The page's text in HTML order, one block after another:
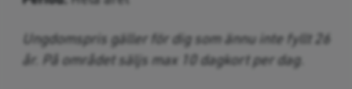
Ungdomspris gäller för dig som ännu inte fyllt 26
år. På området säljs max 10 dagkort per dag.